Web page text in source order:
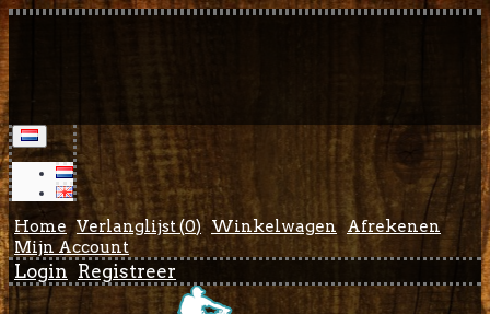
Home Verlanglijst (0) Winkelwagen
Afrekenen
Mijn Account
Login Registreer